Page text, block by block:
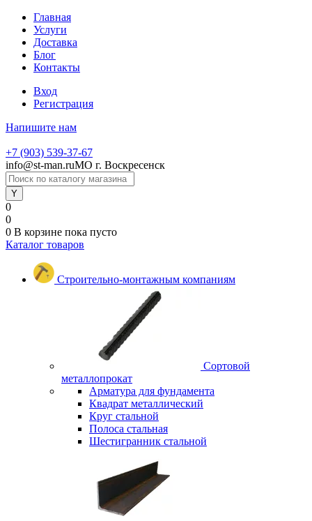
Главная
Услуги
Доставка
Блог
Контакты
Вход
Регистрация
Напишите нам
+7 (903) 539-37-67
info@st-man.ruМО г. Воскресенск
0
0
0 В корзине пока пусто
Каталог товаров
Строительно-монтажным компаниям
Сортовой
металлопрокат
Арматура для фундамента
Квадрат металлический
Круг стальной
Полоса стальная
Шестигранник стальной